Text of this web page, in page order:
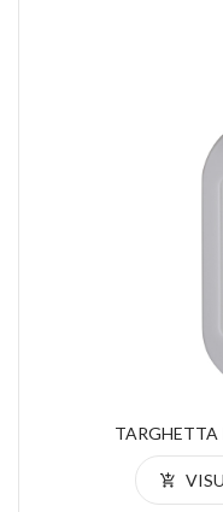
TARGHETTA